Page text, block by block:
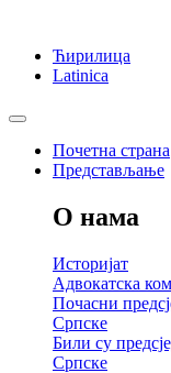
Ћирилица
Latinica
Почетна страна
Представљање
О нама
Историјат
Адвокатска
Почасни
Српске
Били су
Српске